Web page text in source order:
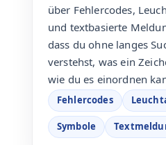
über Fehlercodes,
und textbasierte
dass du ohne langes
verstehst, was ein
wie du es einordnen
Fehlercodes
Symbole